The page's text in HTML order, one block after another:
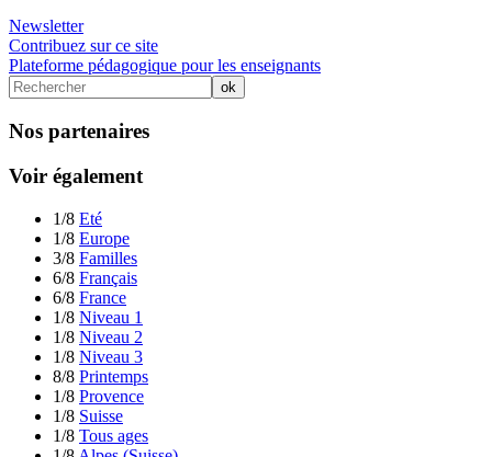
Newsletter
Contribuez sur ce site
Plateforme pédagogique pour les enseignants
Nos partenaires
Voir également
1/8 Eté
1/8 Europe
3/8 Familles
6/8 Français
6/8 France
1/8 Niveau 1
1/8 Niveau 2
1/8 Niveau 3
8/8 Printemps
1/8 Provence
1/8 Suisse
1/8 Tous ages